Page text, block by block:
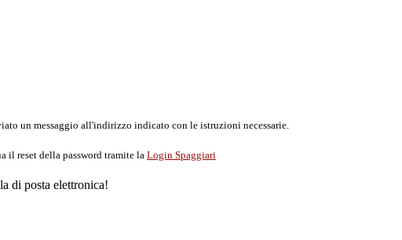
un messaggio all'indirizzo indicato con le istruzioni necessarie.
il reset della password tramite la Login Spaggiari
di posta elettronica!